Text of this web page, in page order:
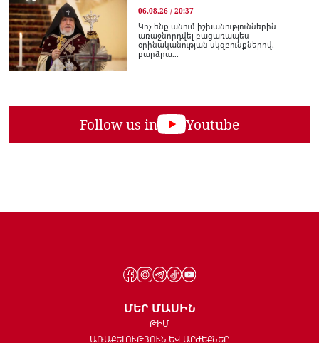
06.08.26 / 20:37
Կոչ ենք անում իշխանություններին
առաջնորդվել բացառապես
օրինականության սկզբունքներով.
բարձրա...
Follow us in Youtube
ՄԵՐ ՄԱՍԻՆ
ԹԻՄ
ԱՌԱՔԵԼՈՒԹՅՈՒՆ ԵՎ ԱՐԺԵՔՆԵՐ